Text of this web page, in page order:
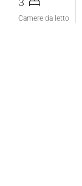
Camere da letto